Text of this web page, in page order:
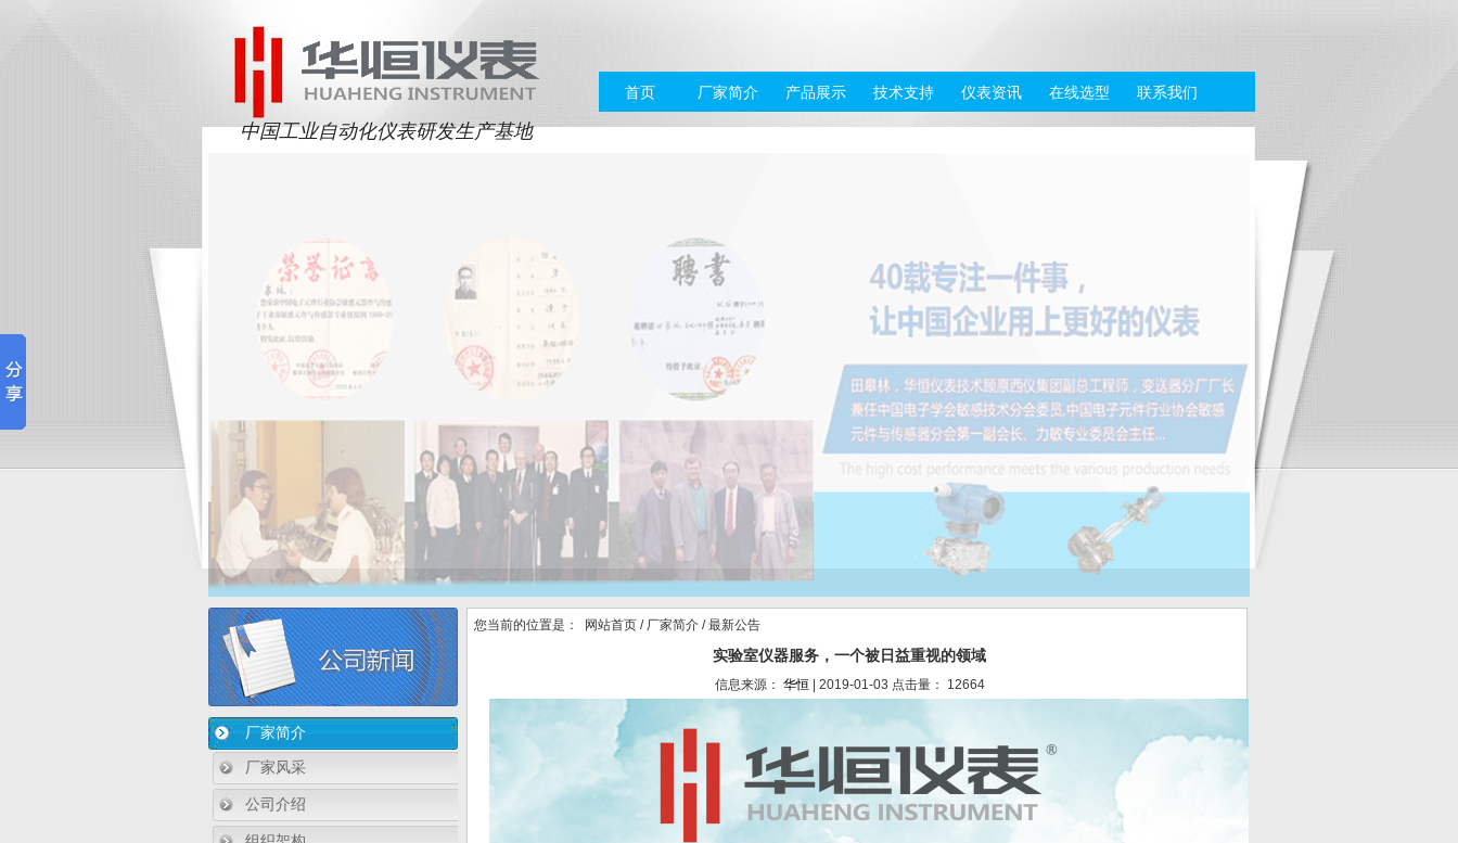
中国工业自动化仪表研发生产基地
首页 厂家简介 产品展示 技术支持 仪表资讯 在线选型 联系我们
厂家简介
厂家风采
公司介绍
您当前的位置是： 网站首页 / 厂家简介 / 最新公告
实验室仪器服务，一个被日益重视的领域
信息来源： 华恒| 2019-01-03 点击量： 12664